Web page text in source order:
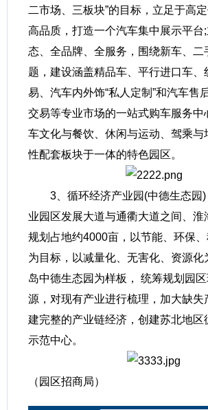
二市场、三板块”的目标，立足于高定
高品质，打造一个汽车集中展示平台
态、全品牌、全服务，围绕新车、二
题，建设涵盖精品车、平行进口车、
易、汽车内外饰“私人定制”和汽车售
交易等专业市场的一站式购车服务中
车文化与餐饮、休闲与运动、驾乘与
性配套板块于一体的特色园区。
3、循环经济产业园(中德生态园)
业园区发展大道与通衢大道之间、淮
规划占地约4000亩，以节能、环保
为目标，以减量化、无害化、资源化
岛中德生态园为样板， 统筹规划园
源，对现有产业进行梳理，加大缺失
建完整的产业链经济，创建苏北地区
示范中心。
（园区招商局）